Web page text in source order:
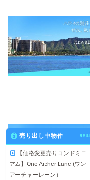
売り出し中物件 NEW
【価格変更売りコンドミニ
アム】One Archer Lane (ワン
アーチャーレーン）